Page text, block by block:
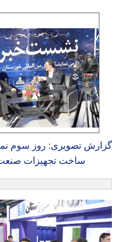
گزارش تصویری: روز سوم
ساخت تجهیزات